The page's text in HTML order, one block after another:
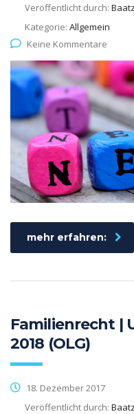
Veröffentlicht durch: Baatz
Kategorie: Allgemein
Keine Kommentare
mehr erfahren:
Familienrecht |
2018 (OLG)
18. Dezember 2017
Veröffentlicht durch: Baatz